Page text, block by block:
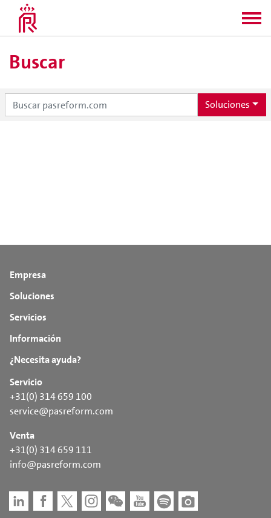
Buscar
Soluciones
Empresa
Soluciones
Servicios
Información
¿Necesita ayuda?
Servicio
+31(0) 314 659 100
service@pasreform.com
Venta
+31(0) 314 659 111
info@pasreform.com